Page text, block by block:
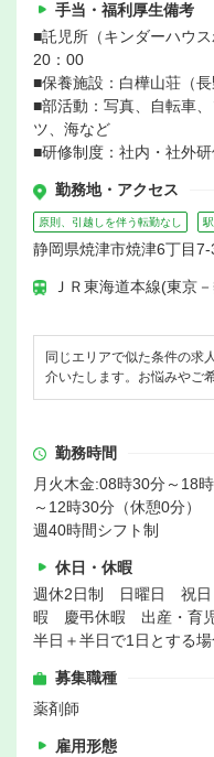
手当・福利厚生備考
■託児所（キンダーハウ
20：00
■保養施設：白樺山荘（長
■部活動：写真、自転車
ツ、海など
■研修制度：社内・社外
勤務地・アクセス
原則、引越しを伴う転勤なし
静岡県焼津市焼津6丁目7-
ＪＲ東海道本線(東京
同じエリアで似た条件の求
介いたします。お悩みやご
勤務時間
月火木金:08時30分～18
～12時30分（休憩0分）
週40時間シフト制
休日・休暇
週休2日制 日曜日 祝
暇 慶弔休暇 出産・育
半日＋半日で1日とする場
募集職種
薬剤師
雇用形態